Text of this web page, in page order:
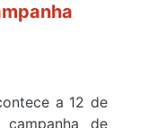
a 12 de
de